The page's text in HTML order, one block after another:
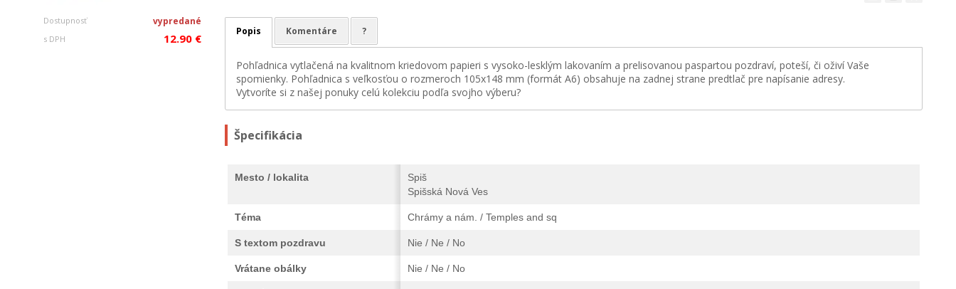
Dostupnosť vypredané
s DPH 12.90 €
Popis Komentáre ?
Pohľadnica vytlačená na kvalitnom kriedovom papieri s vysoko-lesklým lakovaním a prelisovanou paspartou pozdraví, poteší, či oživí Vaše
spomienky. Pohľadnica s veľkosťou o rozmeroch 105x148 mm (formát A6) obsahuje na zadnej strane predtlač pre napísanie adresy.
Vytvoríte si z našej ponuky celú kolekciu podľa svojho výberu?
Špecifikácia
Mesto / lokalita
Spiš
Spišská Nová Ves
Téma Chrámy a nám. / Temples and sq
S textom pozdravu Nie / Ne / No
Vrátane obálky Nie / Ne / No